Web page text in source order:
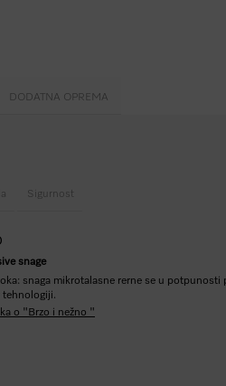
DODATNA OPREMA
Sigurnost
snage
snaga mikrotalasne rerne se u potpunosti
tehnologiji.
o "Brzo i nežno "